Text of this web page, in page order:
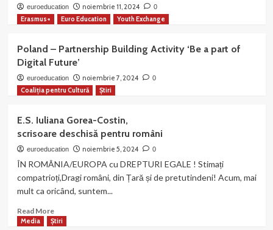
ca normală!
organizației
noastre:
Trandafir,
Agresivitatea
elevilor
din
învățământul
în
mediul
școlar
euroeducation noiembrie 11, 2024 0
Erasmus+ Euro Education Youth Exchange
Poland – Partnership Building Activity ‘Be a part of
Digital Future’
euroeducation noiembrie 7, 2024 0
Coaliția pentru Cultură Știri
E.S. Iuliana Gorea-Costin,
scrisoare deschisă pentru români
euroeducation noiembrie 5, 2024 0
ÎN ROMÂNIA/EUROPA cu DREPTURI EGALE ! Stimați
compatrioți,Dragi români, din Țară și de pretutindeni! Acum, mai
mult ca oricând, suntem...
Read MoreRead
more
Media Știri